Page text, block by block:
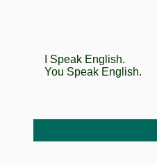
I Speak English.
You Speak English.